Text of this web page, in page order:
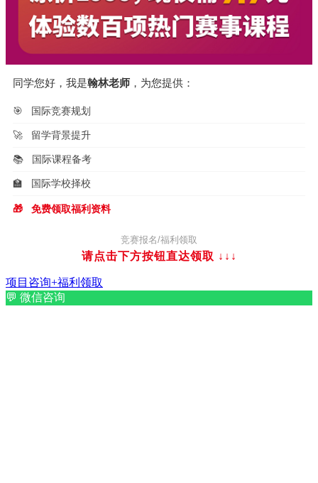
同学您好，我是翰林老师 ，为您提供：
🎯 国际竞赛规划
🚀 留学背景提升
📚 国际课程备考
🏫 国际学校择校
🎁 免费领取福利资料
竞赛报名/福利领取
请点击下方按钮直达领取 ↓↓↓
项目咨询+福利领取
💬 微信咨询